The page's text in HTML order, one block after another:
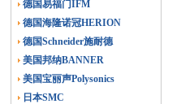
德国易福门IFM
德国海隆诺冠HERION
德国Schneider施耐德
美国邦纳BANNER
美国宝丽声Polysonics
日本SMC